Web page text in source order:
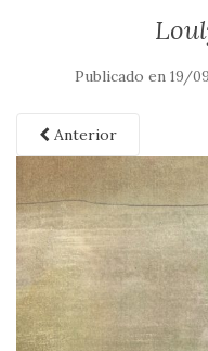
Publicado en 19/
Anterior